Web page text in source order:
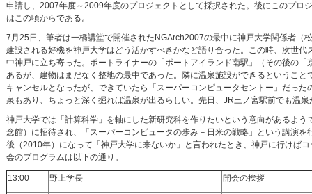
申請し、2007年度～2009年度のプロジェクトとして採択された。後にこのプロ
はこの頃からである。
7月25日、筆者は一橋講堂で開催されたNGArch2007の最中に神戸大学関係者（
建設される好機を神戸大学はどう活かすべきかなど語り合った。この時、次世
中神戸に立ち寄った。ポートライナーの「ポートアイランド南駅」（その後の
あるが、建物はまだなく整地の最中であった。隣に温泉施設ができるというこ
キャンセルとなったが、できていたら「スーパーコンピュータセントー」だっ
泉もあり、ちょっと深く掘れば温泉が出るらしい。先日、JR三ノ宮駅前でも温
神戸大学では「計算科学」を軸にした新研究科を作りたいという意向があるよ
念館）に招待され、「スーパーコンピュータの歩み－日米の戦略」という講演
後（2010年）になって「神戸大学に来ないか」と言われたとき、神戸に行けば
会のプログラムは以下の通り。
13:00 野上学長 開会の挨拶